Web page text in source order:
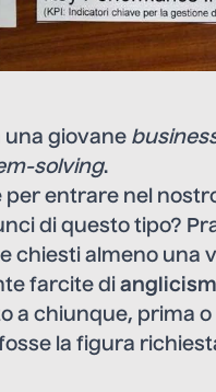
giovane
solving.
entrare nel
di questo tipo?
chiesti almeno una
farcite di
a chiunque, prima
la figura